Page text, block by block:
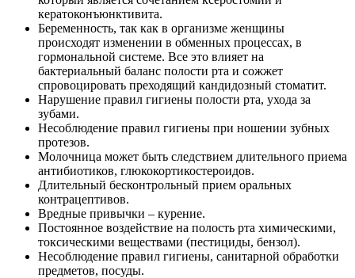
кератоконъюнктивита.
Беременность, так как в организме женщины
происходят изменении в обменных процессах, в
гормональной системе. Все это влияет на
бактериальный баланс полости рта и сожжет
спровоцировать преходящий кандидозный стоматит.
Нарушение правил гигиены полости рта, ухода за
зубами.
Несоблюдение правил гигиены при ношении зубных
протезов.
Молочница может быть следствием длительного приема
антибиотиков, глюкокортикостероидов.
Длительный бесконтрольный прием оральных
контрацептивов.
Вредные привычки – курение.
Постоянное воздействие на полость рта химическими,
токсическими веществами (пестициды, бензол).
Несоблюдение правил гигиены, санитарной обработки
предметов, посуды.